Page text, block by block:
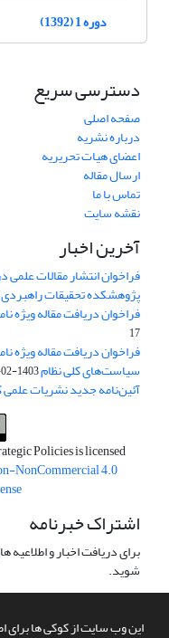
این وب سایت از کوکی ها برای
دوره 1 (1392)
دسترسی سریع
صفحه اصلی
درباره نشریه
اعضای هیات تحریریه
ارسال مقاله
تماس با ما
نقشه سایت
آخرین اخبار
فراخوان انتشار مقالات
پژوهشکده تحقیقات راهبردی
فراخوان دریافت مقاله ویژه
17
فراخوان دریافت مقاله ویژه
سیاست‌های کلی نظام1403-02-23
آئین‌نامه جدید نشریات
Policies is licensed
NonCommercial 4.0
اشتراک خبرنامه
برای دریافت اخبار و
شوید.